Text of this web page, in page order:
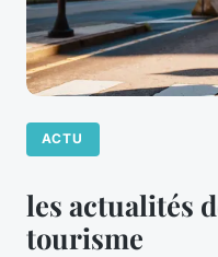
ACTU
les actualités
tourisme